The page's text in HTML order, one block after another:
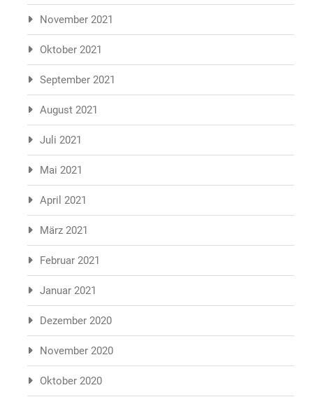
November 2021
Oktober 2021
September 2021
August 2021
Juli 2021
Mai 2021
April 2021
März 2021
Februar 2021
Januar 2021
Dezember 2020
November 2020
Oktober 2020